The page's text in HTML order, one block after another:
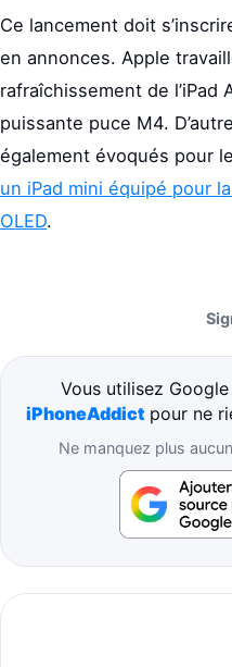
Ce lancement doit
en annonces. Apple
rafraîchissement de l’iPad
puissante puce M4.
également évoqués pour
un iPad mini équipé pour
OLED.
Vous utilisez
iPhoneAddict pour ne
Ne manquez plus